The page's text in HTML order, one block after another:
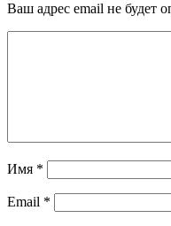
Ваш адрес email не будет
Имя *
Email *